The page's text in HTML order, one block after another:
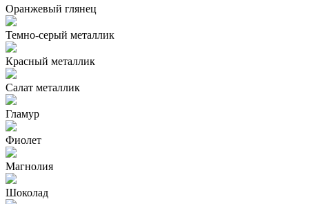
Оранжевый глянец
Темно-серый металлик
Красный металлик
Салат металлик
Гламур
Фиолет
Магнолия
Шоколад